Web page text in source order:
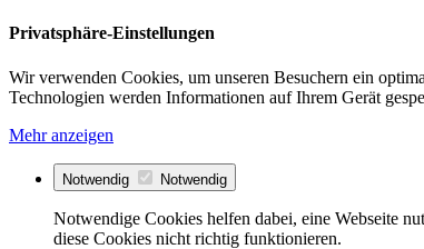
Privatsphäre-Einstellungen
Wir verwenden Cookies, um unseren Besuchern ein
Technologien werden Informationen auf Ihrem Gerät
Mehr anzeigen
Notwendig Notwendig
Notwendige Cookies helfen dabei, eine Webseite
diese Cookies nicht richtig funktionieren.